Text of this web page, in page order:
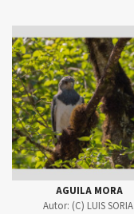
AGUILA MORA
Autor: (C) LUIS SORIA.